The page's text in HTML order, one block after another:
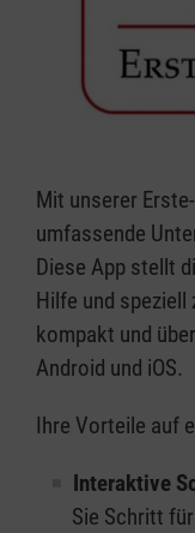
Mit unserer
umfassende
Diese App stellt
Hilfe und
kompakt und
Android und iOS.
Ihre Vorteile auf
Interaktive
Sie Schritt